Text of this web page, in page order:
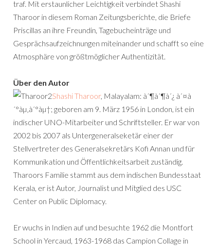
traf. Mit erstaunlicher Leichtigkeit verbindet Shashi
Tharoor in diesem Roman Zeitungsberichte, die Briefe
Priscillas an ihre Freundin, Tagebucheinträge und
Gesprächsaufzeichnungen miteinander und schafft so eine
Atmosphäre von größtmöglicher Authentizität.
Über den Autor
Shashi Tharoor, Malayalam: à´¶à´¶à´¿ à´¤à
´°àµ‚à´°àµ†; geboren am 9. März 1956 in London, ist ein
indischer UNO-Mitarbeiter und Schriftsteller. Er war von
2002 bis 2007 als Untergeneralseketär einer der
Stellvertreter des Generalsekretärs Kofi Annan und für
Kommunikation und Öffentlichkeitsarbeit zuständig.
Tharoors Familie stammt aus dem indischen Bundesstaat
Kerala, er ist Autor, Journalist und Mitglied des USC
Center on Public Diplomacy.
Er wuchs in Indien auf und besuchte 1962 die Montfort
School in Yercaud, 1963-1968 das Campion Collage in